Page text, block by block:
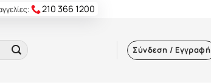
210 366 1200
Σύνδεση / Εγγραφή